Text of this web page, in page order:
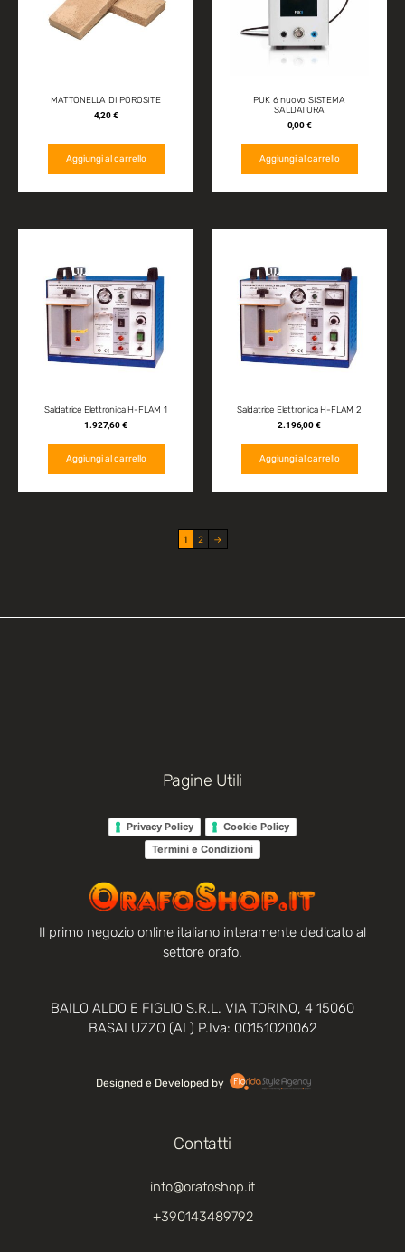
MATTONELLA DI POROSITE
4,20€
Aggiungi al carrello
PUK 6 nuovo SISTEMA
SALDATURA
0,00€
Aggiungi al carrello
Saldatrice Elettronica H-FLAM 1
1.927,60€
Aggiungi al carrello
Saldatrice Elettronica H-FLAM 2
2.196,00€
Aggiungi al carrello
1 2 →
Pagine Utili
Privacy Policy
Cookie Policy
Termini e Condizioni
Il primo negozio online italiano interamente dedicato al
settore orafo.
BAILO ALDO E FIGLIO S.R.L. VIA TORINO, 4 15060
BASALUZZO (AL) P.Iva: 00151020062
Contatti
info@orafoshop.it
+390143489792